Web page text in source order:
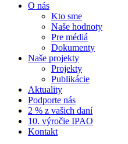
O nás
Kto sme
Naše hodnoty
Pre médiá
Dokumenty
Naše projekty
Projekty
Publikácie
Aktuality
Podporte nás
2 % z vašich daní
10. výročie IPAO
Kontakt